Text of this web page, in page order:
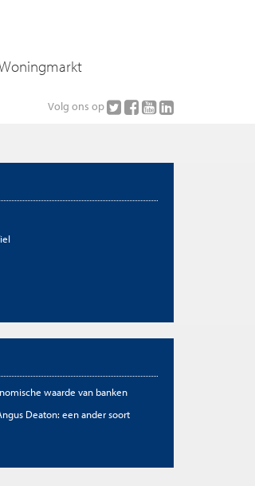
Volg ons op
waarde van banken
Deaton: een ander soort